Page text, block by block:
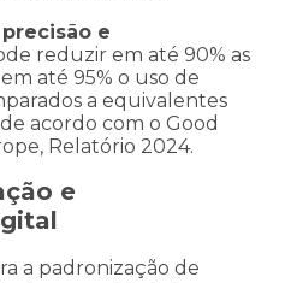
e
reduzir em até 90% as
até 95% o uso de
a equivalentes
acordo com o Good
Relatório 2024.
e
a padronização de